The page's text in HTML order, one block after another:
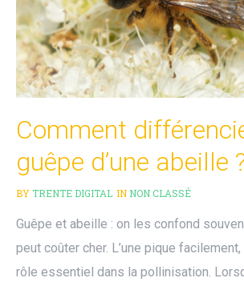
Comment
guêpe d’une abeille
BYTRENTE DIGITAL IN NON CLASSÉ
Guêpe et abeille : on les confond
peut coûter cher. L’une pique facilement,
rôle essentiel dans la pollinisation.